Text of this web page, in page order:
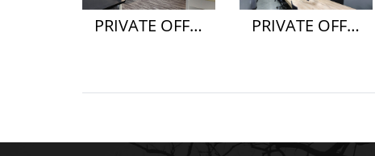
PRIVATE OFFICE TYPE B PRIVATE OFFICE TYPE D